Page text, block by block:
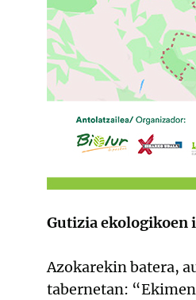
Gutizia ekologikoen
Azokarekin batera,
tabernetan: